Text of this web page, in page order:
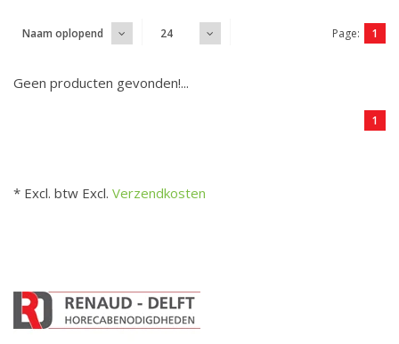
Naam oplopend 24 Page: 1
Geen producten gevonden!...
1
* Excl. btw Excl. Verzendkosten